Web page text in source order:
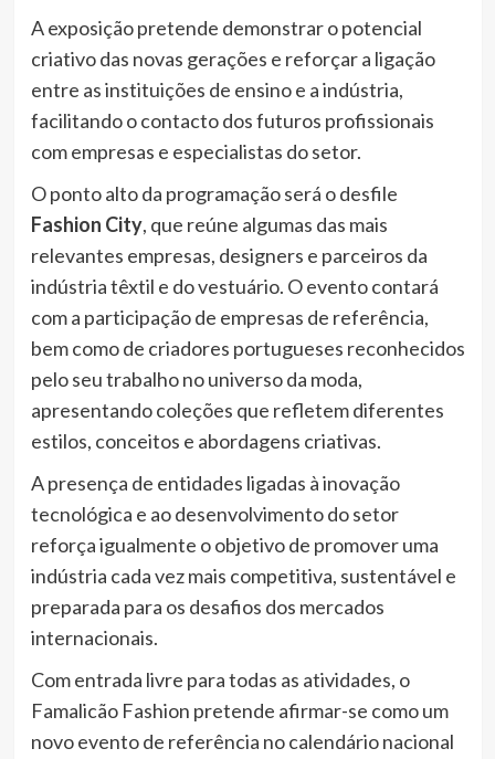
A exposição pretende demonstrar o potencial
criativo das novas gerações e reforçar a ligação
entre as instituições de ensino e a indústria,
facilitando o contacto dos futuros profissionais
com empresas e especialistas do setor.
O ponto alto da programação será o desfile
Fashion City, que reúne algumas das mais
relevantes empresas, designers e parceiros da
indústria têxtil e do vestuário. O evento contará
com a participação de empresas de referência,
bem como de criadores portugueses reconhecidos
pelo seu trabalho no universo da moda,
apresentando coleções que refletem diferentes
estilos, conceitos e abordagens criativas.
A presença de entidades ligadas à inovação
tecnológica e ao desenvolvimento do setor
reforça igualmente o objetivo de promover uma
indústria cada vez mais competitiva, sustentável e
preparada para os desafios dos mercados
internacionais.
Com entrada livre para todas as atividades, o
Famalicão Fashion pretende afirmar-se como um
novo evento de referência no calendário nacional